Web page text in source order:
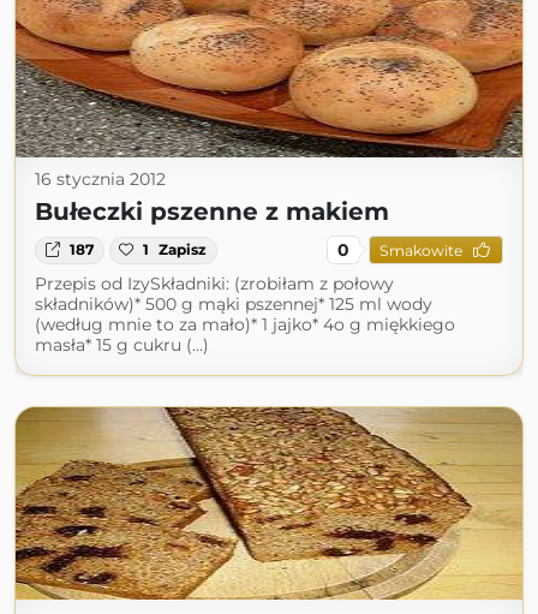
16 stycznia 2012
Bułeczki pszenne z makiem
187 1 Zapisz 0 Smakowite
Przepis od IzySkładniki: (zrobiłam z połowy
składników)* 500 g mąki pszennej* 125 ml wody
(według mnie to za mało)* 1 jajko* 4o g miękkiego
masła* 15 g cukru (...)